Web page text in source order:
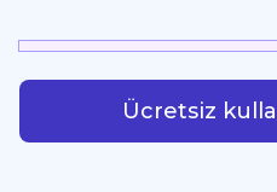
Ücretsiz